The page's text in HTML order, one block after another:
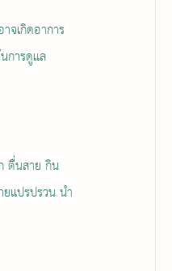
จเกิดอาการ
การดูแล
ตื่นสาย กิน
ยแปรปรวน นำ